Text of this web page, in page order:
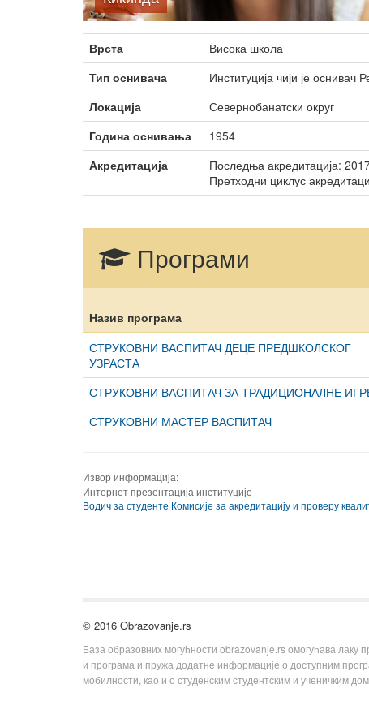
Неформално
младих
Врста
Висока школа
Тип оснивача
Институција чији је оснивач
Локација
Севернобанатски округ
Година оснивања
1954
Акредитација
Последња акредитација:
Претходни циклус
Програми
Назив програма
СТРУКОВНИ ВАСПИТАЧ ДЕЦЕ ПРЕДШКОЛСКОГ
УЗРАСТА
СТРУКОВНИ ВАСПИТАЧ ЗА ТРАДИЦИОНАЛНЕ
СТРУКОВНИ МАСТЕР ВАСПИТАЧ
Извор информација:
Интернет презентација институције
Водич за студенте Комисије за акредитацију и проверу
© 2016 Obrazovanje.rs
База образовних могућности obrazovanje.rs омогућава лаку
и програма и пружа додатне информације о доступним
мобилности, као и о студенским студентским и ученичким